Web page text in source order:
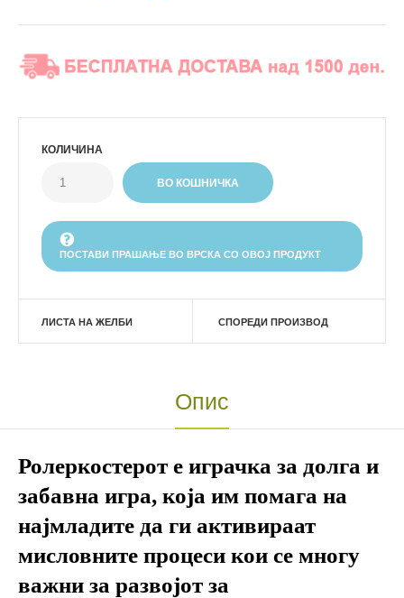
КОЛИЧИНА
ПОСТАВИ ПРАШАЊЕ ВО ВРСКА СО ОВОЈ ПРОДУКТ
ЛИСТА НА ЖЕЛБИ СПОРЕДИ ПРОИЗВОД
Опис
Ролеркостерот е играчка за долга и
забавна игра, која им помага на
најмладите да ги активираат
мисловните процеси кои се многу
важни за развојот за